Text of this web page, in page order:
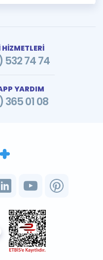
532 74 74
YARDIM
365 01 08